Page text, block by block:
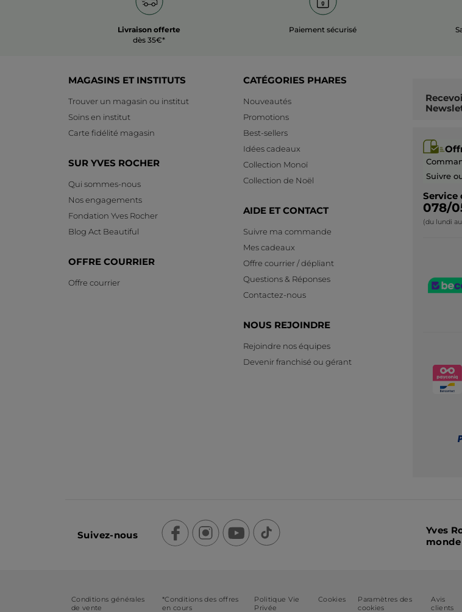
Livraison offerte
dès 35€*
Paiement sécurisé
MAGASINS ET INSTITUTS
Trouver un magasin ou institut
Soins en institut
Carte fidélité magasin
SUR YVES ROCHER
Qui sommes-nous
Nos engagements
Fondation Yves Rocher
Blog Act Beautiful
OFFRE COURRIER
Offre courrier
CATÉGORIES PHARES
Nouveautés
Promotions
Best-sellers
Idées cadeaux
Collection Monoï
Collection de Noël
AIDE ET CONTACT
Suivre ma commande
Mes cadeaux
Offre courrier / dépliant
Questions & Réponses
Contactez-nous
NOUS REJOINDRE
Rejoindre nos équipes
Devenir franchisé ou gérant
Suivre
Service
078/
(du lundi
Suivez-nous
Yves
monde
Conditions générales
de vente
*Conditions des offres
en cours
Politique Vie
Privée
Cookies
Paramètres des
cookies
Avis
clients